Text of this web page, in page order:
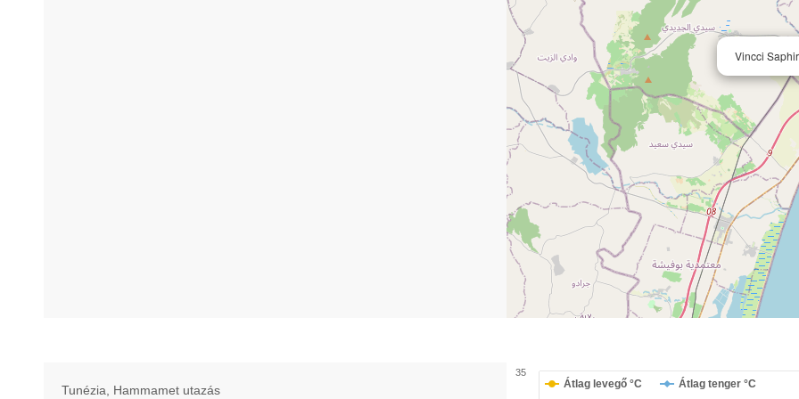
Vincci
Tunézia, Hammamet utazás Átlag levegő °C Átlag tenger °C
35